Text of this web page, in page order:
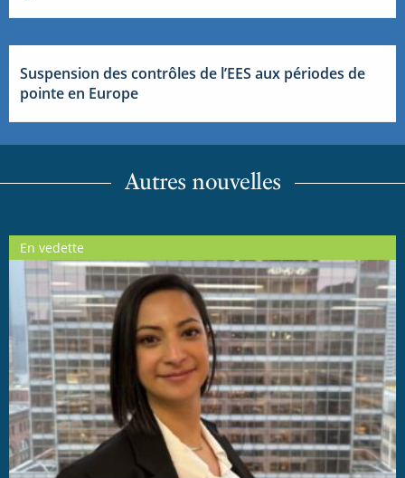
Suspension des contrôles de l’EES aux périodes de
pointe en Europe
Autres nouvelles
En vedette